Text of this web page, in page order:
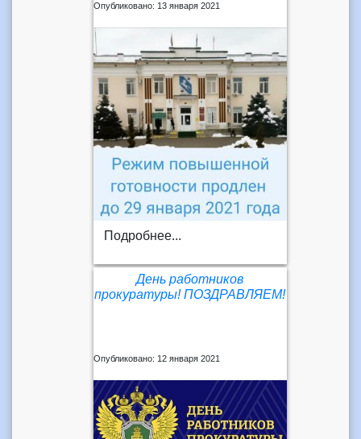
Опубликовано: 13 января 2021
Подробнее...
День работников
прокуратуры! ПОЗДРАВЛЯЕМ!
Опубликовано: 12 января 2021